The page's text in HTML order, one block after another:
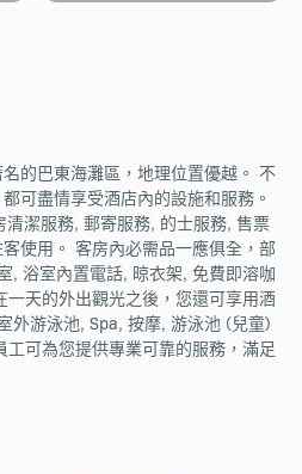
的巴東海灘區，地理位置優越。 不
可盡情享受酒店內的設施和服務。
潔服務, 郵寄服務, 的士服務, 售票
使用。 客房內必需品一應俱全，部
, 浴室內置電話, 晾衣架, 免費即溶咖
天的外出觀光之後，您還可享用酒
外游泳池, Spa, 按摩, 游泳池 (兒童)
可為您提供專業可靠的服務，滿足